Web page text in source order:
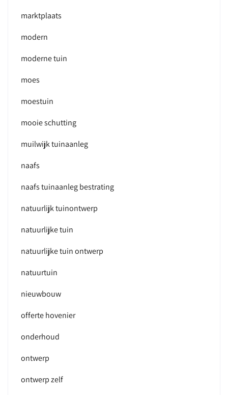
marktplaats
modern
moderne tuin
moes
moestuin
mooie schutting
muilwijk tuinaanleg
naafs
naafs tuinaanleg bestrating
natuurlijk tuinontwerp
natuurlijke tuin
natuurlijke tuin ontwerp
natuurtuin
nieuwbouw
offerte hovenier
onderhoud
ontwerp
ontwerp zelf